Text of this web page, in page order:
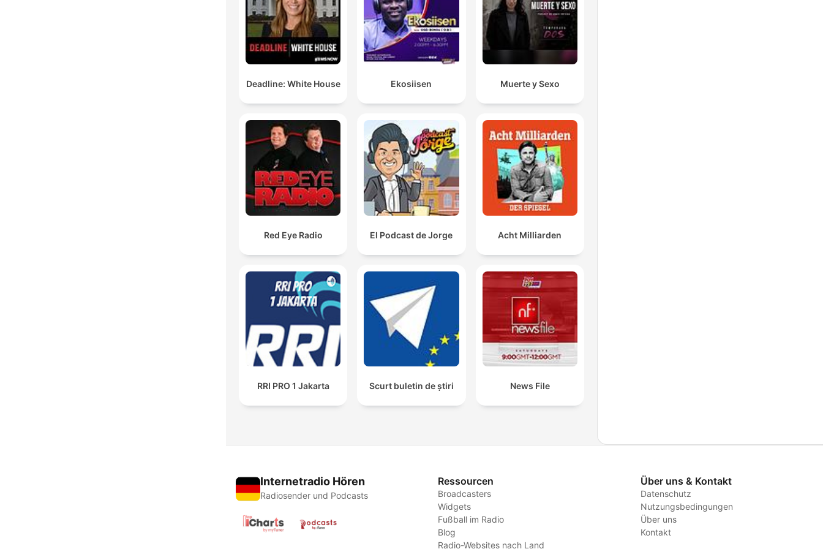
Deadline: White House Ekosiisen Muerte y Sexo
Red Eye Radio El Podcast de Jorge Acht Milliarden
RRI PRO 1 Jakarta Scurt buletin de știri News File
Internetradio Hören
Radiosender und Podcasts
Ressourcen
Broadcasters
Widgets
Fußball im Radio
Blog
Radio-Websites nach Land
Über uns & Kontakt
Datenschutz
Nutzungsbedingungen
Über uns
Kontakt